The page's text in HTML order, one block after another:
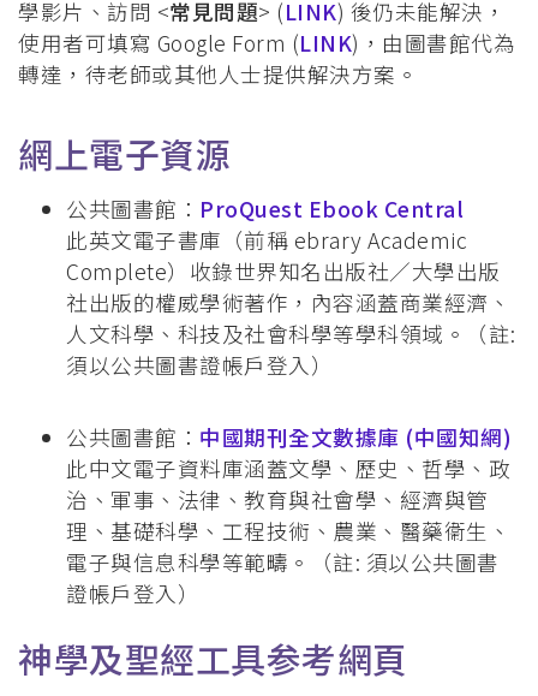
學影片、訪問 <常見問題> (LINK) 後仍未能解決，
使用者可填寫 Google Form (LINK)，由圖書館代為
轉達，待老師或其他人士提供解決方案。
網上電子資源
公共圖書館： ProQuest Ebook Central
此英文電子書庫（前稱 ebrary Academic
Complete）收錄世界知名出版社／大學出版
社出版的權威學術著作，內容涵蓋商業經濟、
人文科學、科技及社會科學等學科領域。（註:
須以公共圖書證帳戶登入）
公共圖書館： 中國期刊全文數據庫 (中國知網)
此中文電子資料庫涵蓋文學、歷史、哲學、政
治、軍事、法律、教育與社會學、經濟與管
理、基礎科學、工程技術、農業、醫藥衞生、
電子與信息科學等範疇。（註: 須以公共圖書
證帳戶登入）
神學及聖經工具参考網頁